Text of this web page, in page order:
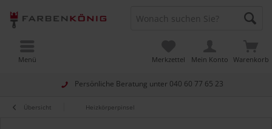
Persönliche Beratung unter 040 60 77 65 23
Warenkorb
Merkzettel Mein Konto
Menü
Übersicht Heizkörperpinsel